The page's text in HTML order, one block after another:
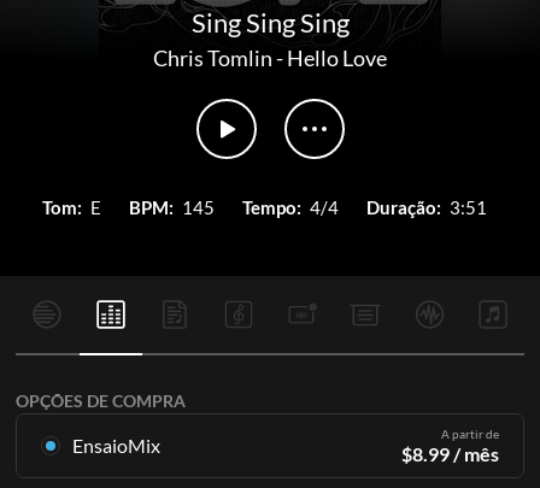
Sing Sing Sing
Chris Tomlin-Hello Love
Tom: E BPM: 145 Tempo: 4/4 Duração: 3:51
OPÇÕES DE COMPRA
EnsaioMix A partir de
$8.99/ mês